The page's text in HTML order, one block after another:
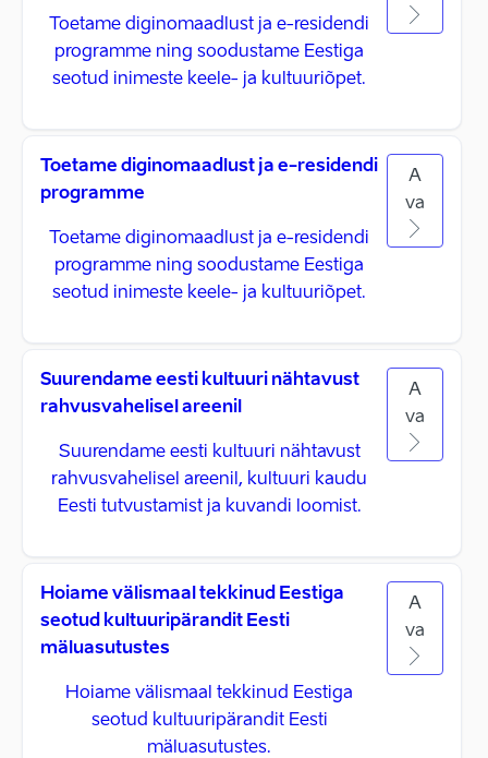
Toetame diginomaadlust ja e-residendi
programme ning soodustame Eestiga
seotud inimeste keele- ja kultuuriõpet.
Toetame diginomaadlust ja e-residendi
programme
Toetame diginomaadlust ja e-residendi
programme ning soodustame Eestiga
seotud inimeste keele- ja kultuuriõpet.
A
va
Suurendame eesti kultuuri nähtavust
rahvusvahelisel areenil
Suurendame eesti kultuuri nähtavust
rahvusvahelisel areenil, kultuuri kaudu
Eesti tutvustamist ja kuvandi loomist.
A
va
Hoiame välismaal tekkinud Eestiga
seotud kultuuripärandit Eesti
mäluasutustes
Hoiame välismaal tekkinud Eestiga
seotud kultuuripärandit Eesti
mäluasutustes.
A
va